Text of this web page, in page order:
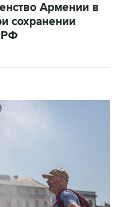
Армении в
сохранении
РФ